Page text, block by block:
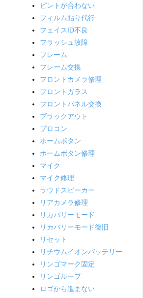
ピントが合わない
フィルム貼り代行
フェイスID不良
フラッシュ故障
フレーム
フレーム交換
フロントカメラ修理
フロントガラス
フロントパネル交換
ブラックアウト
プロコン
ホームボタン
ホームボタン修理
マイク
マイク修理
ラウドスピーカー
リアカメラ修理
リカバリーモード
リカバリーモード復旧
リセット
リチウムイオンバッテリー
リンゴマーク固定
リンゴループ
ロゴから進まない